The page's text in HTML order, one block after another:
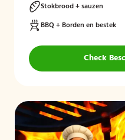
Stokbrood + sauzen
BBQ + Borden en bestek
Check